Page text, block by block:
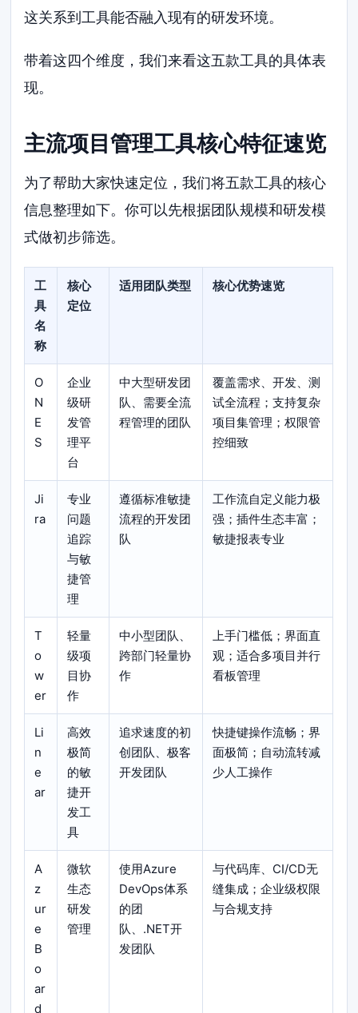
这关系到工具能否融入现有的研发环境。
带着这四个维度，我们来看这五款工具的具体表
现。
主流项目管理工具核心特征速览
为了帮助大家快速定位，我们将五款工具的核心
信息整理如下。你可以先根据团队规模和研发模
式做初步筛选。
工
具
名
称
核心
定位
适用团队类型 核心优势速览
O
N
E
S
企业
级研
发管
理平
台
中大型研发团
队、需要全流
程管理的团队
覆盖需求、开发、测
试全流程；支持复杂
项目集管理；权限管
控细致
Ji
ra
专业
问题
追踪
与敏
捷管
理
遵循标准敏捷
流程的开发团
队
工作流自定义能力极
强；插件生态丰富；
敏捷报表专业
T
o
w
er
轻量
级项
目协
作
中小型团队、
跨部门轻量协
作
上手门槛低；界面直
观；适合多项目并行
看板管理
Li
n
e
ar
高效
极简
的敏
捷开
发工
具
追求速度的初
创团队、极客
开发团队
快捷键操作流畅；界
面极简；自动流转减
少人工操作
A
z
ur
e
B
o
ar
d
微软
生态
研发
管理
使用Azure
DevOps体系
的团
队、.NET开
发团队
与代码库、CI/CD无
缝集成；企业级权限
与合规支持